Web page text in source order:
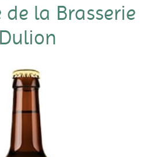
la Brasserie
Dulion